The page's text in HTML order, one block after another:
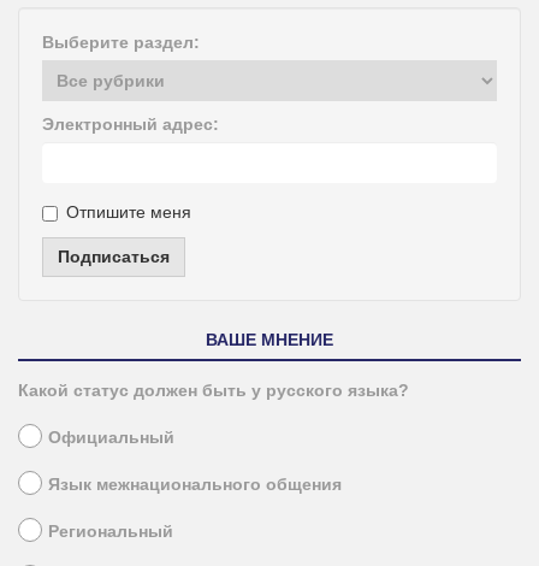
Выберите раздел:
Электронный адрес:
Отпишите меня
Подписаться
ВАШЕ МНЕНИЕ
Какой статус должен быть у русского языка?
Официальный
Язык межнационального общения
Региональный